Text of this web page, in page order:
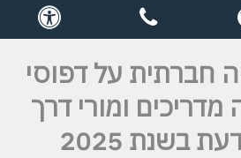
globe
contact
us
חברתית על דפוסי
ומורי דרך
בשנת 2025